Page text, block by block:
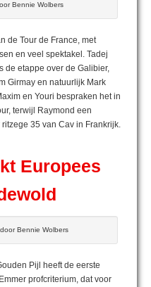
Bennie Wolbers
de Tour de France, met
en veel spektakel. Tadej
de etappe over de Galibier,
Girmay en natuurlijk Mark
en Youri bespraken het in
terwijl Raymond een
35 van Cav in Frankrijk.
Europees
Bennie Wolbers
Pijl heeft de eerste
profcriterium, dat voor